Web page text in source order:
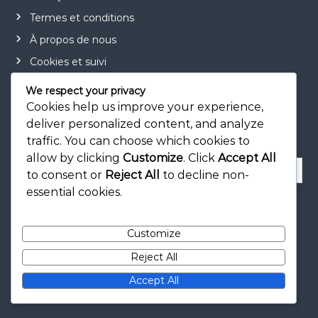
Termes et conditions
À propos de nous
Cookies et suivi
Recherche
S
c
h
We respect your privacy
Cookies help us improve your experience,
deliver personalized content, and analyze
traffic. You can choose which cookies to
allow by clicking Customize. Click Accept All
to consent or Reject All
to decline non-
essential cookies.
Customize
Reject All
Accept All